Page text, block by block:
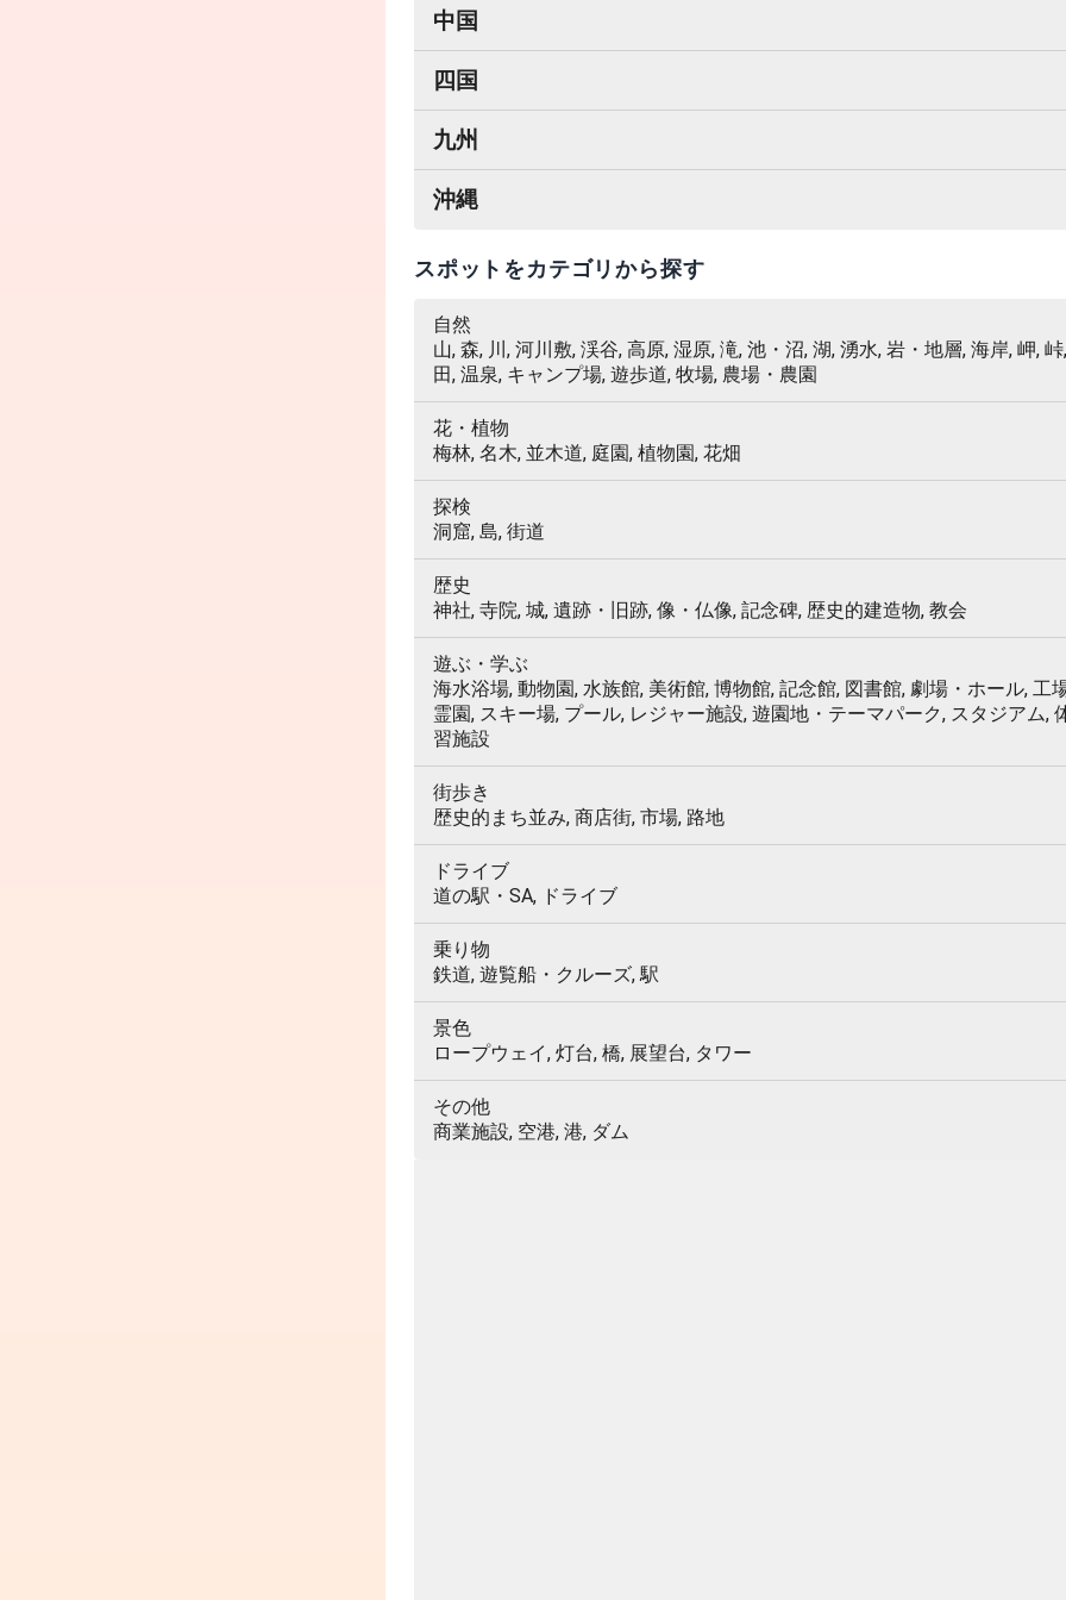
中国
四国
九州
沖縄
スポットをカテゴリから探す
自然
山, 森, 川, 河川敷, 渓谷, 高原, 湿原, 滝, 池・沼, 湖, 湧水, 岩・地層, 海岸, 岬,
田, 温泉, キャンプ場, 遊歩道, 牧場, 農場・農園
花・植物
梅林, 名木, 並木道, 庭園, 植物園, 花畑
探検
洞窟, 島, 街道
歴史
神社, 寺院, 城, 遺跡・旧跡, 像・仏像, 記念碑, 歴史的建造物, 教会
遊ぶ・学ぶ
海水浴場, 動物園, 水族館, 美術館, 博物館, 記念館, 図書館, 劇場・ホール, 工
霊園, スキー場, プール, レジャー施設, 遊園地・テーマパーク, スタジアム,
習施設
街歩き
歴史的まち並み, 商店街, 市場, 路地
ドライブ
道の駅・SA, ドライブ
乗り物
鉄道, 遊覧船・クルーズ, 駅
景色
ロープウェイ, 灯台, 橋, 展望台, タワー
その他
商業施設, 空港, 港, ダム